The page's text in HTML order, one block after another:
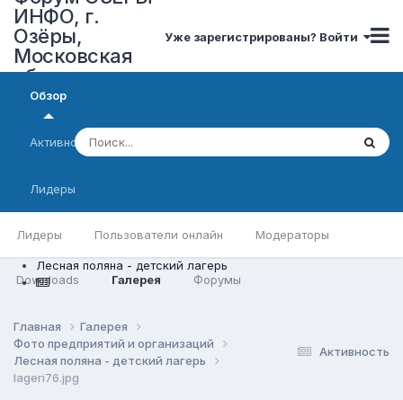
ИНФО, г.
Озёры,
Московская
область
Уже зарегистрированы? Войти
Обзор
Лидеры Пользователи онлайн Модераторы
Downloads Галерея Форумы
Активность
Лидеры
Лесная поляна - детский лагерь
Активность
Главная
Галерея
Фото предприятий и организаций
Лесная поляна - детский лагерь
lageri76.jpg